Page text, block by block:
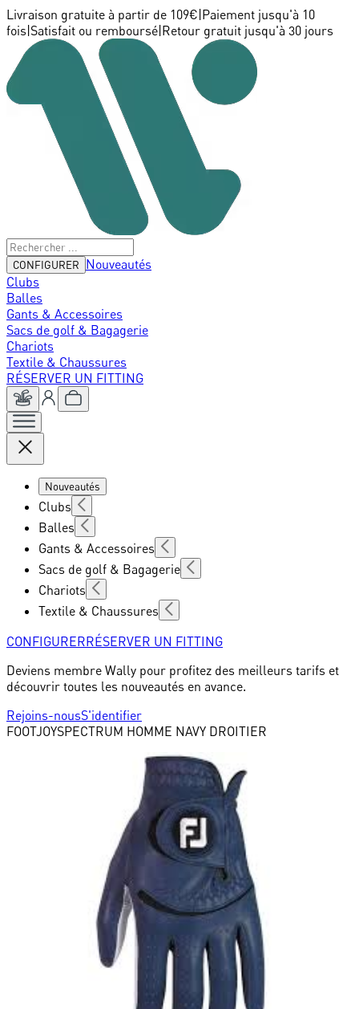
Livraison gratuite à partir de 109€ Paiement jusqu'à 10
fois Satisfait ou remboursé Retour gratuit jusqu'à 30 jours
CONFIGURER
Nouveautés
Clubs
Balles
Gants & Accessoires
Sacs de golf & Bagagerie
Chariots
Textile & Chaussures
RÉSERVER UN FITTING
Nouveautés
Clubs
Balles
Gants & Accessoires
Sacs de golf & Bagagerie
Chariots
Textile & Chaussures
CONFIGURERRÉSERVER UN FITTING
Deviens membre Wally pour profitez des meilleurs tarifs et
découvrir toutes les nouveautés en avance.
Rejoins-nousS'identifier
FOOTJOYSPECTRUM HOMME NAVY DROITIER